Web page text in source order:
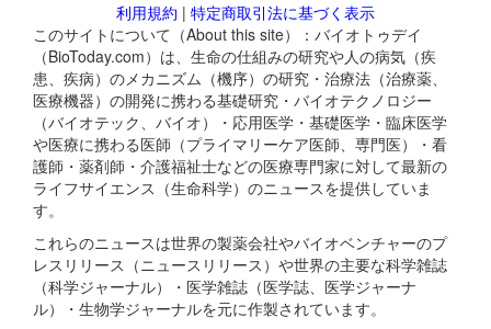
利用規約 | 特定商取引法に基づく表示
このサイトについて（About this site）：バイオトゥデイ
（BioToday.com）は、生命の仕組みの研究や人の病気（疾
患、疾病）のメカニズム（機序）の研究・治療法（治療薬、
医療機器）の開発に携わる基礎研究・バイオテクノロジー
（バイオテック、バイオ）・応用医学・基礎医学・臨床医学
や医療に携わる医師（プライマリーケア医師、専門医）・看
護師・薬剤師・介護福祉士などの医療専門家に対して最新の
ライフサイエンス（生命科学）のニュースを提供していま
す。
これらのニュースは世界の製薬会社やバイオベンチャーのプ
レスリリース（ニュースリリース）や世界の主要な科学雑誌
（科学ジャーナル）・医学雑誌（医学誌、医学ジャーナ
ル）・生物学ジャーナルを元に作製されています。